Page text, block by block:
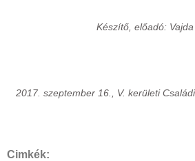
Készítő, előadó:
2017. szeptember 16., V. kerületi
Cimkék: